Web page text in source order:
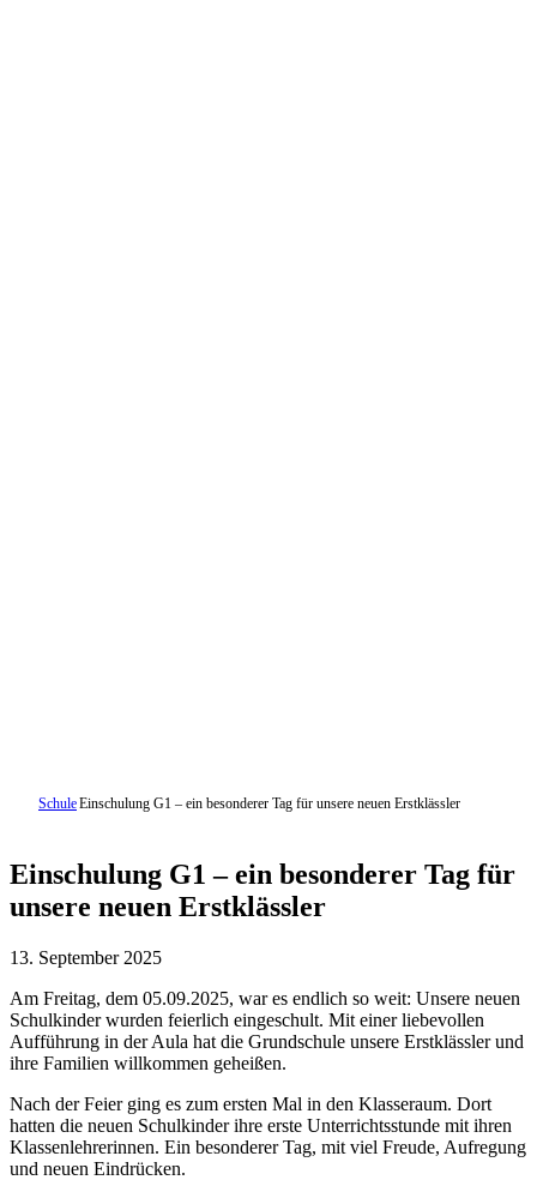
SchuleEinschulung G1 – ein besonderer Tag für unsere neuen Erstklässler
Einschulung G1 – ein besonderer Tag für
unsere neuen Erstklässler
13. September 2025
Am Freitag, dem 05.09.2025, war es endlich so weit: Unsere neuen
Schulkinder wurden feierlich eingeschult. Mit einer liebevollen
Aufführung in der Aula hat die Grundschule unsere Erstklässler und
ihre Familien willkommen geheißen.
Nach der Feier ging es zum ersten Mal in den Klasseraum. Dort
hatten die neuen Schulkinder ihre erste Unterrichtsstunde mit ihren
Klassenlehrerinnen. Ein besonderer Tag, mit viel Freude, Aufregung
und neuen Eindrücken.